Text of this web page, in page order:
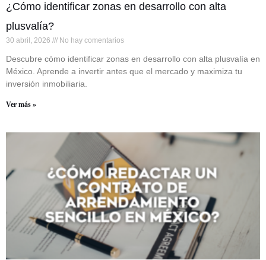
¿Cómo identificar zonas en desarrollo con alta
plusvalía?
30 abril, 2026 No hay comentarios
Descubre cómo identificar zonas en desarrollo con alta plusvalía en
México. Aprende a invertir antes que el mercado y maximiza tu
inversión inmobiliaria.
Ver más »